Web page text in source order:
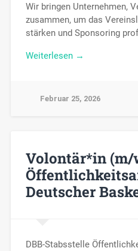
Wir bringen Unternehmen,
zusammen, um das
stärken und Sponsoring
Weiterlesen →
Februar 25, 2026
Volontär*in (m/
Deutscher
DBB-Stabsstelle